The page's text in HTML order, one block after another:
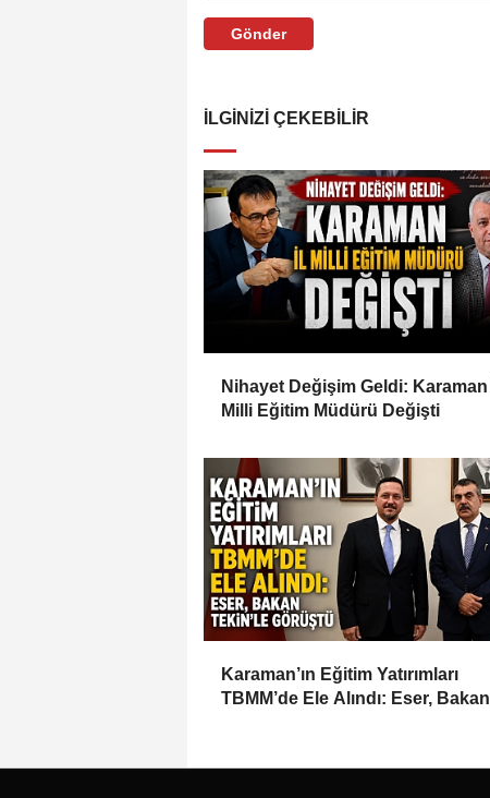
Gönder
İLGINIZI ÇEKEBILIR
Nihayet Değişim Geldi: Karaman
Milli Eğitim Müdürü Değişti
Karaman’ın Eğitim Yatırımları
TBMM’de Ele Alındı: Eser, Bakan